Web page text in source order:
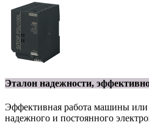
Эталон надежности,
Эффективная работа машины или
надежного и постоянного